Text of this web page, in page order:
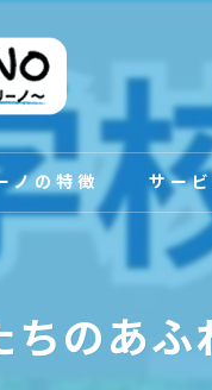
ノの特徴
介
サー
ちのあ